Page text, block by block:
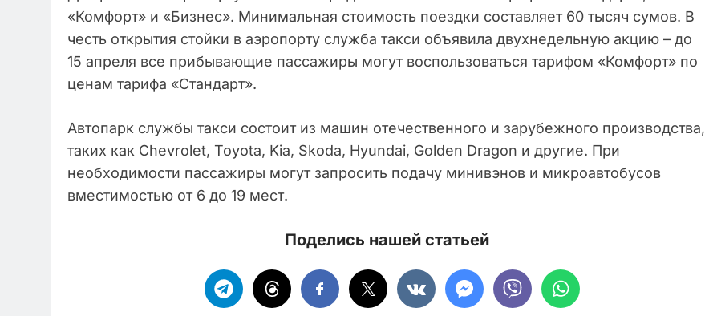
«Комфорт» и «Бизнес». Минимальная стоимость поездки составляет 60 тысяч сумов. В
честь открытия стойки в аэропорту служба такси объявила двухнедельную акцию – до
15 апреля все прибывающие пассажиры могут воспользоваться тарифом «Комфорт» по
ценам тарифа «Стандарт».
Автопарк службы такси состоит из машин отечественного и зарубежного производства,
таких как Chevrolet, Toyota, Kia, Skoda, Hyundai, Golden Dragon и другие. При
необходимости пассажиры могут запросить подачу минивэнов и микроавтобусов
вместимостью от 6 до 19 мест.
Поделись нашей статьей